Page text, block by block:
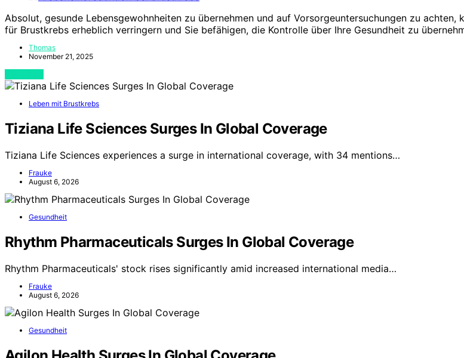
Absolut, gesunde Lebensgewohnheiten zu übernehmen und auf Vorsorgeuntersuchungen zu achten,
für Brustkrebs erheblich verringern und Sie befähigen, die Kontrolle über Ihre Gesundheit zu
Thomas
November 21, 2025
Leben mit Brustkrebs
Tiziana Life Sciences Surges In Global Coverage
Tiziana Life Sciences experiences a surge in international coverage, with 34 mentions…
Frauke
August 6, 2026
Gesundheit
Rhythm Pharmaceuticals Surges In Global Coverage
Rhythm Pharmaceuticals' stock rises significantly amid increased international media…
Frauke
August 6, 2026
Gesundheit